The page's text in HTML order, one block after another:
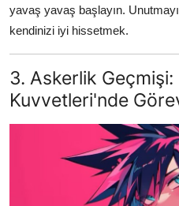
yavaş yavaş başlayın.
kendinizi iyi hissetmek.
3. Askerlik
Kuvvetleri'nde